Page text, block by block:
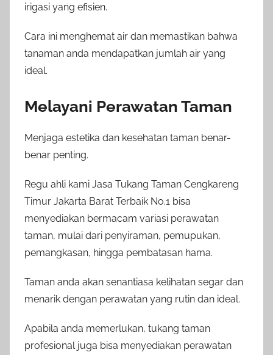
irigasi yang efisien.
Cara ini menghemat air dan memastikan bahwa
tanaman anda mendapatkan jumlah air yang
ideal.
Melayani Perawatan Taman
Menjaga estetika dan kesehatan taman benar-
benar penting.
Regu ahli kami Jasa Tukang Taman Cengkareng
Timur Jakarta Barat Terbaik No.1 bisa
menyediakan bermacam variasi perawatan
taman, mulai dari penyiraman, pemupukan,
pemangkasan, hingga pembatasan hama.
Taman anda akan senantiasa kelihatan segar dan
menarik dengan perawatan yang rutin dan ideal.
Apabila anda memerlukan, tukang taman
profesional juga bisa menyediakan perawatan